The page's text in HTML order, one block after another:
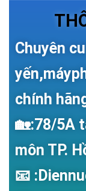
Chuyên
chính
🏡:78/5A
môn TP.
📧